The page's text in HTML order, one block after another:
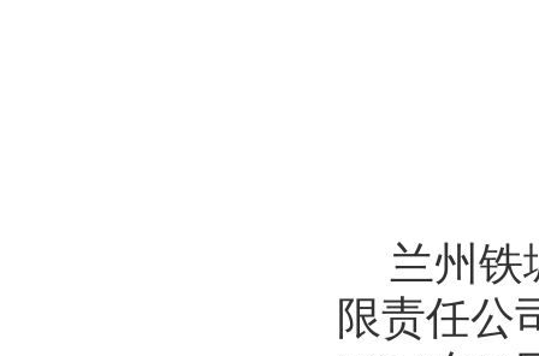
兰州铁
限责任公